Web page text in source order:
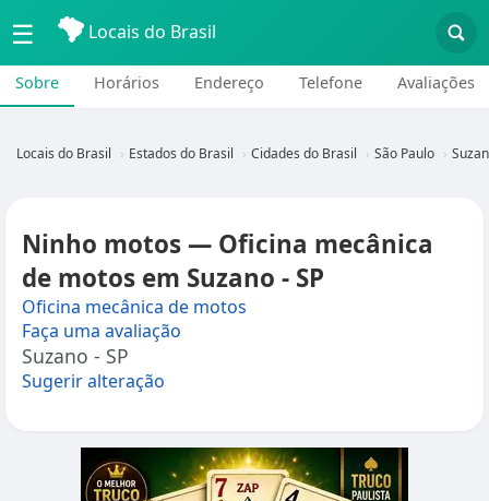
☰ Locais do Brasil
Sobre Horários Endereço Telefone Avaliações
Locais do Brasil Estados do Brasil Cidades do Brasil São Paulo
Ninho motos — Oficina mecânica
de motos em Suzano - SP
Oficina mecânica de motos
Faça uma avaliação
Suzano - SP
Sugerir alteração